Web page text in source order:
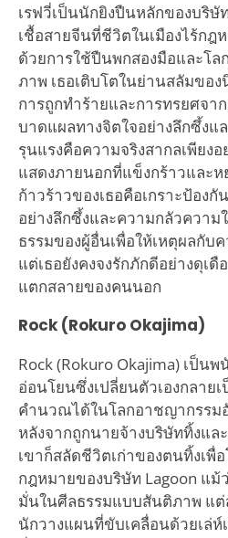
เรฟวี่เป็นนักยิงปืนหลักของบริษั
เชื้อสายจีนที่ชีวิตในเมืองไร้กฎ
ด้วยการใช้ปืนพกสองมือและโ
ภาพ เธอเติบโตในย่านสลัมขอ
การถูกทำร้ายและการทรยศจา
บาดแผลทางจิตใจอย่างลึกซึ้งแ
รุนแรงคือความจริงสากลเพียงอ
แสดงภายนอกที่แข็งกร้าวและ
ก้าวร้าวของเธอคือเกราะป้อง
อย่างลึกซึ้งและความกลัวความ
ธรรมของผู้อื่นเพื่อให้เหตุผลกับ
แต่เธอยังคงจงรักภักดีอย่างดุเ
แตกสลายของคนนอก
Rock (Rokuro Okajima)
Rock (Rokuro Okajima) เป็
อ่อนโยนซึ่งเปลี่ยนตัวเองกลาย
คำนวณได้ในโลกอาชญากรรม
หลังจากถูกนายจ้างบริษัททิ้งแล
เขาก็สลัดชีวิตเก่าของตนทิ้งเพื่
กฎหมายของบริษัท Lagoon แม้
มั่นในศีลธรรมแบบสันติภาพ แ
นักวางแผนที่ขับเคลื่อนด้วยเล่ห์